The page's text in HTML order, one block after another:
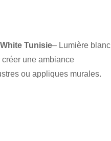
Tunisie– Lumière blanc
une ambiance
ou appliques murales.